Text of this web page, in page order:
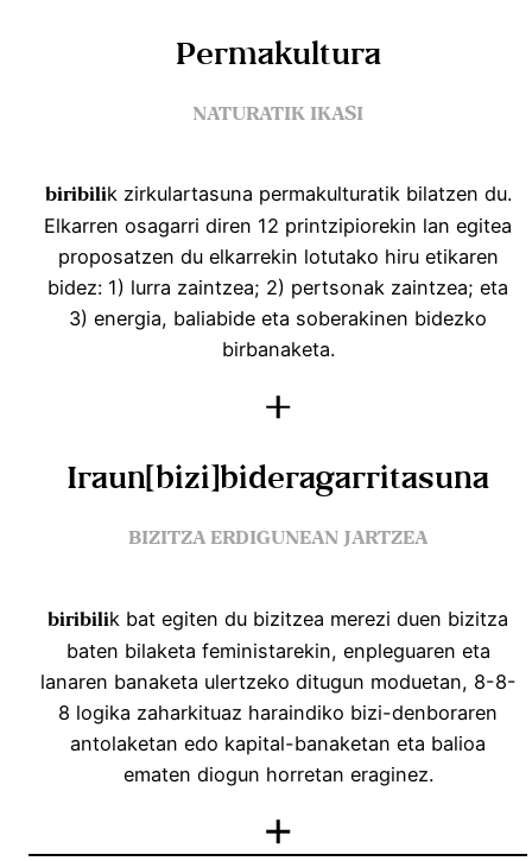
Permakultura
NATURATIK IKASI
biribilik zirkulartasuna permakulturatik bilatzen du.
Elkarren osagarri diren 12 printzipiorekin lan egitea
proposatzen du elkarrekin lotutako hiru etikaren
bidez: 1) lurra zaintzea; 2) pertsonak zaintzea; eta
3) energia, baliabide eta soberakinen bidezko
birbanaketa.
+
Iraun[bizi]bideragarritasuna
BIZITZA ERDIGUNEAN JARTZEA
biribilik bat egiten du bizitzea merezi duen bizitza
baten bilaketa feministarekin, enpleguaren eta
lanaren banaketa ulertzeko ditugun moduetan, 8-8-
8 logika zaharkituaz haraindiko bizi-denboraren
antolaketan edo kapital-banaketan eta balioa
ematen diogun horretan eraginez.
+